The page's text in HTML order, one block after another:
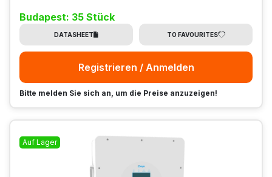
Budapest: 35 Stück
DATASHEET TO FAVOURITES
Registrieren / Anmelden
Bitte melden Sie sich an, um die Preise anzuzeigen!
Auf Lager